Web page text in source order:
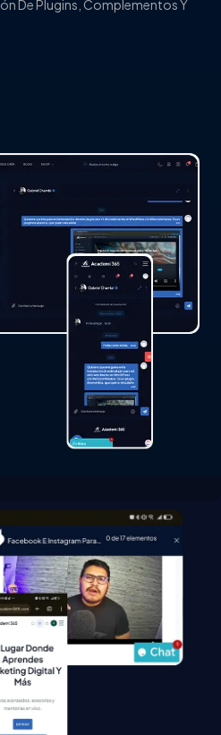
De Plugins, Complementos Y